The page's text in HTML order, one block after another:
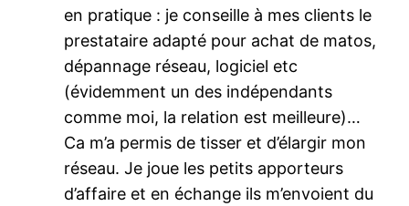
en pratique : je conseille à mes clients le
prestataire adapté pour achat de matos,
dépannage réseau, logiciel etc
(évidemment un des indépendants
comme moi, la relation est meilleure)…
Ca m’a permis de tisser et d’élargir mon
réseau. Je joue les petits apporteurs
d’affaire et en échange ils m’envoient du